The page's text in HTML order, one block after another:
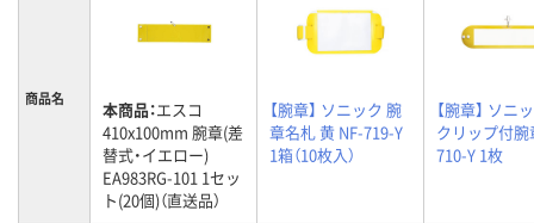
商品名 本商品：エスコ
410x100mm 腕章(差
替式・イエロー)
EA983RG-101 1セッ
ト(20個)（直送品）
【腕章】 ソニック 腕
章名札 黄 NF-719-Y
1箱（10枚入）
【腕章】 ソニ
クリップ付腕
710-Y 1枚